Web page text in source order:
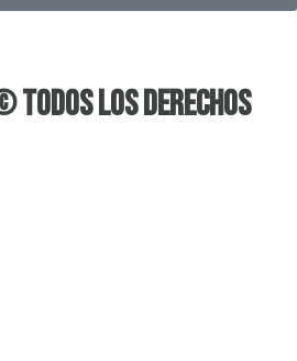
Todos los derechos